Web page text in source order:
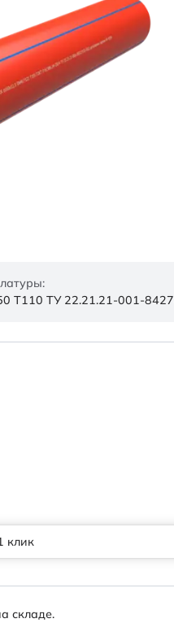
Т110 ТУ 22.21.21-001-
клик
складе.